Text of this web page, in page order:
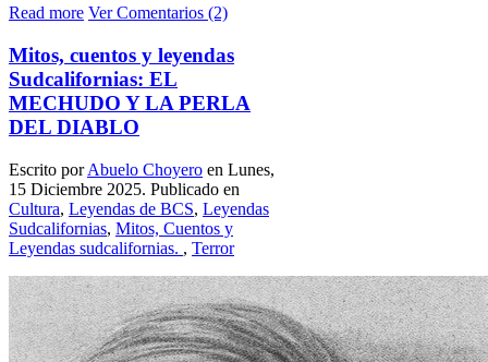
Read more Ver Comentarios (2)
Mitos, cuentos y leyendas
Sudcalifornias: EL
MECHUDO Y LA PERLA
DEL DIABLO
Escrito porAbuelo Choyero en Lunes,
15 Diciembre 2025. Publicado en
Cultura, Leyendas de BCS, Leyendas
Sudcalifornias, Mitos, Cuentos y
Leyendas sudcalifornias. , Terror